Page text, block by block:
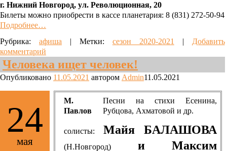
г. Нижний Новгород, ул. Революционная, 20
Билеты можно приобрести в кассе планетария: 8 (831) 272-50-94
Подробнее…
Рубрика:
афиша| Метки: сезон 2020-2021
Добавить
комментарий
Человека ищет человек!
Опубликовано 11.05.2021 автором Admin11.05.2021
24
мая
М.
Павлов
Песни на стихи Есенина,
Рубцова, Ахматовой и др.
солисты: Майя БАЛАШОВА
(Н.Новгород)и Максим